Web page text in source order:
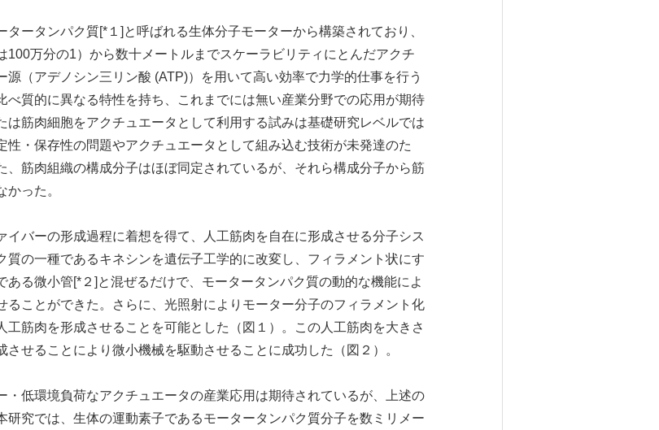
ータンパク質[*１]と呼ばれる生体分子モーターから構築されており、
100万分の1）から数十メートルまでスケーラビリティにとんだアクチ
源（アデノシン三リン酸 (ATP)）を用いて高い効率で力学的仕事を行う
べ質的に異なる特性を持ち、これまでには無い産業分野での応用が期待
は筋肉細胞をアクチュエータとして利用する試みは基礎研究レベルでは
性・保存性の問題やアクチュエータとして組み込む技術が未発達のた
、筋肉組織の構成分子はほぼ同定されているが、それら構成分子から筋
った。
バーの形成過程に着想を得て、人工筋肉を自在に形成させる分子シス
質の一種であるキネシンを遺伝子工学的に改変し、フィラメント状にす
ある微小管[*２]と混ぜるだけで、モータータンパク質の動的な機能によ
ることができた。さらに、光照射によりモーター分子のフィラメント化
工筋肉を形成させることを可能とした（図１）。この人工筋肉を大きさ
せることにより微小機械を駆動させることに成功した（図２）。
低環境負荷なアクチュエータの産業応用は期待されているが、上述の
研究では、生体の運動素子であるモータータンパク質分子を数ミリメー